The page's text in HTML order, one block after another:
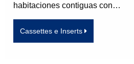
habitaciones contiguas con…
Cassettes e Inserts